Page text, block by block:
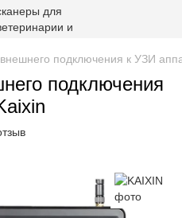
подключения к УЗИ
подключения